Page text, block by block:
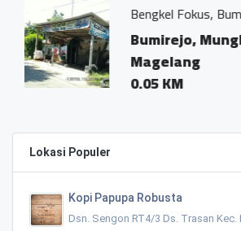
Bengkel Fokus, Bumirejo
Bumirejo, Mungkid,
Magelang
0.05 KM
Lokasi Populer
Kopi Papupa Robusta
Dsn. Sengon RT4/3 Ds. Trasan Kec.